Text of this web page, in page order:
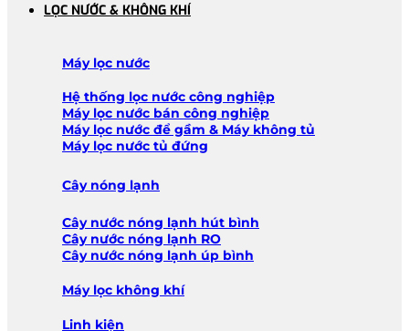
LỌC NƯỚC & KHÔNG KHÍ
Máy lọc nước
Hệ thống lọc nước công nghiệp
Máy lọc nước bán công nghiệp
Máy lọc nước để gầm & Máy không tủ
Máy lọc nước tủ đứng
Cây nóng lạnh
Cây nước nóng lạnh hút bình
Cây nước nóng lạnh RO
Cây nước nóng lạnh úp bình
Máy lọc không khí
Linh kiện